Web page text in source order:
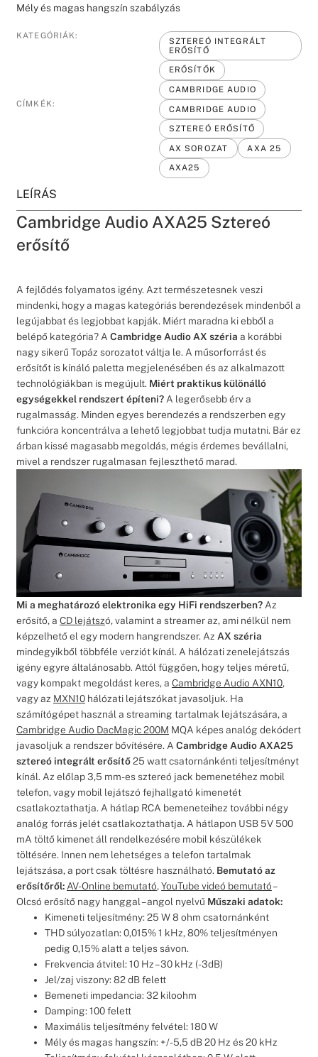
Mély és magas hangszín szabályzás
KATEGÓRIÁK:
SZTEREÓ INTEGRÁLT
ERŐSÍTŐ
ERŐSÍTŐK
CAMBRIDGE AUDIO
CÍMKÉK:
CAMBRIDGE AUDIO
SZTEREÓ ERŐSÍTŐ
AX SOROZAT
AXA 25
AXA25
LEÍRÁS
Cambridge Audio AXA25 Sztereó
erősítő
A fejlődés folyamatos igény. Azt természetesnek veszi
mindenki, hogy a magas kategóriás berendezések mindenből a
legújabbat és legjobbat kapják. Miért maradna ki ebből a
belépő kategória? A Cambridge Audio AX széria a korábbi
nagy sikerű Topáz sorozatot váltja le. A műsorforrást és
erősítőt is kínáló paletta megjelenésében és az alkalmazott
technológiákban is megújult. Miért praktikus különálló
egységekkel rendszert építeni?A legerősebb érv a
rugalmasság. Minden egyes berendezés a rendszerben egy
funkcióra koncentrálva a lehető legjobbat tudja mutatni. Bár ez
árban kissé magasabb megoldás, mégis érdemes bevállalni,
mivel a rendszer rugalmasan fejleszthető marad.
Mi a meghatározó elektronika egy HiFi rendszerben?Az
erősítő, a CD lejátszó, valamint a streamer az, ami nélkül nem
képzelhető el egy modern hangrendszer. Az AX széria
mindegyikből többféle verziót kínál. A hálózati zenelejátszás
igény egyre általánosabb. Attól függően, hogy teljes méretű,
vagy kompakt megoldást keres, a Cambridge Audio AXN10,
vagy az MXN10hálózati lejátszókat javasoljuk. Ha
számítógépet használ a streaming tartalmak lejátszására, a
Cambridge Audio DacMagic 200M MQA képes analóg dekódert
javasoljuk a rendszer bővítésére. A Cambridge Audio AXA25
sztereó integrált erősítő25 watt csatornánkénti teljesítményt
kínál. Az előlap 3,5 mm-es sztereó jack bemenetéhez mobil
telefon, vagy mobil lejátszó fejhallgató kimenetét
csatlakoztathatja. A hátlap RCA bemeneteihez további négy
analóg forrás jelét csatlakoztathatja. A hátlapon USB 5V 500
mA töltő kimenet áll rendelkezésére mobil készülékek
töltésére. Innen nem lehetséges a telefon tartalmak
lejátszása, a port csak töltésre használható. Bemutató az
erősítőről:AV-Online bemutató,YouTube videó bemutató–
Olcsó erősítő nagy hanggal – angol nyelvű Műszaki adatok:
Kimeneti teljesítmény: 25 W 8 ohm csatornánként
THD súlyozatlan: 0,015% 1 kHz, 80% teljesítményen
pedig 0,15% alatt a teljes sávon.
Frekvencia átvitel: 10 Hz – 30 kHz (-3dB)
Jel/zaj viszony: 82 dB felett
Bemeneti impedancia: 32 kiloohm
Damping: 100 felett
Maximális teljesítmény felvétel: 180 W
Mély és magas hangszín: +/- 5,5 dB 20 Hz és 20 kHz